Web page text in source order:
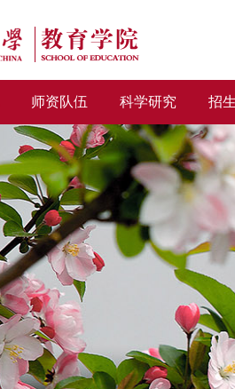
师资队伍 科学研究 招